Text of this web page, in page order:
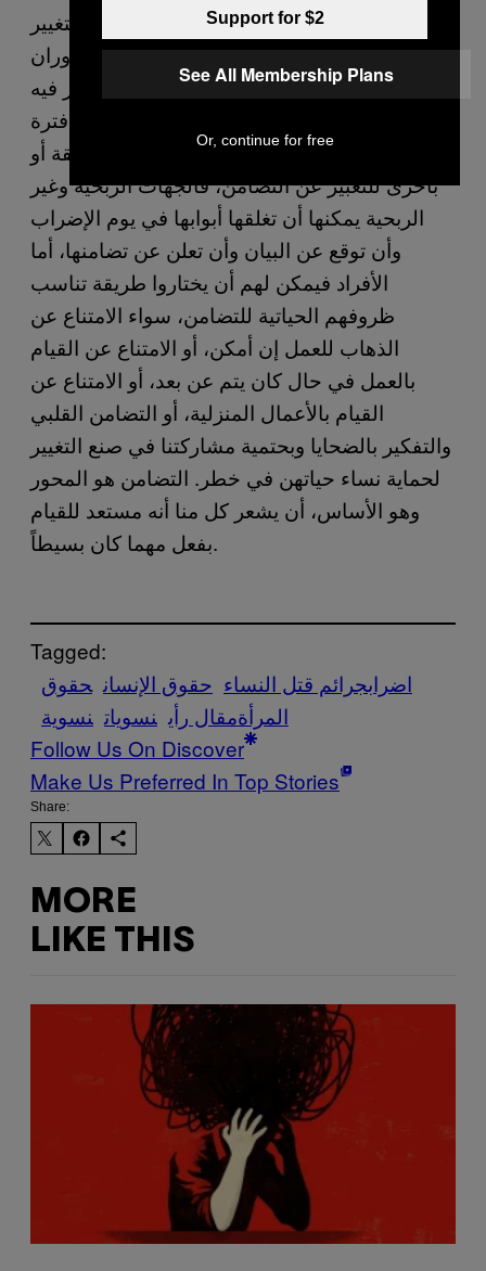
هذه الحملة موجهة للجميع، لكل فرد، لأن التغيير
الجذري يتطلب وقت، وقد يحدث ببطء، كدوران
الأرض حول الشمس، الدوران الذي لا نشعر فيه
عندما يحدث ولكن ندرك أنه وقع بالفعل بعد فترة
من الزمن. كل شخص يمكن أن يساهم بطريقة أو
بأخرى للتعبير عن التضامن، فالجهات الربحية وغير
الربحية يمكنها أن تغلقها أبوابها في يوم الإضراب
وأن توقع عن البيان وأن تعلن عن تضامنها، أما
الأفراد فيمكن لهم أن يختاروا طريقة تناسب
ظروفهم الحياتية للتضامن، سواء الامتناع عن
الذهاب للعمل إن أمكن، أو الامتناع عن القيام
بالعمل في حال كان يتم عن بعد، أو الامتناع عن
القيام بالأعمال المنزلية، أو التضامن القلبي
والتفكير بالضحايا وبحتمية مشاركتنا في صنع التغيير
لحماية نساء حياتهن في خطر. التضامن هو المحور
وهو الأساس، أن يشعر كل منا أنه مستعد للقيام
بفعل مهما كان بسيطاً.
Tagged:
اضرابجرائم قتل النساء حقوق الإنسان حقوق
المرأةمقال رأي نسويات نسوية
Follow Us On Discover
Make Us Preferred In Top Stories
Share:
MORE
LIKE THIS
Support for $2
See All Membership Plans
Or, continue for free